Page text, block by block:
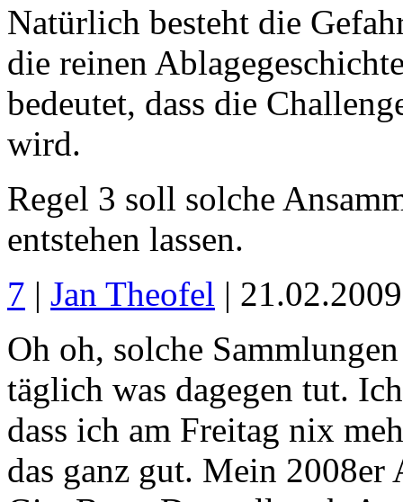
Natürlich besteht die
die reinen
bedeutet, dass die
wird.
Regel 3 soll solche
entstehen lassen.
7 | Jan Theofel |
Oh oh, solche
täglich was dagegen tut.
dass ich am Freitag nix
das ganz gut. Mein